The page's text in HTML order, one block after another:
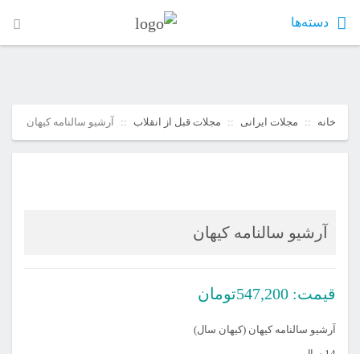
دسته‌ها
خانه مجلات ایرانی مجلات قبل از انقلاب آرشیو سالنامه کیهان
آرشیو سالنامه کیهان
قیمت: 547,200تومان
آرشیو سالنامه کیهان (کیهان سال)